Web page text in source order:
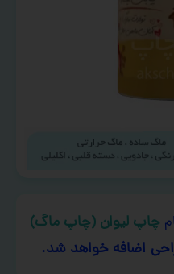
چاپ لیوان (چاپ ماگ)
اضافه خواهد شد.